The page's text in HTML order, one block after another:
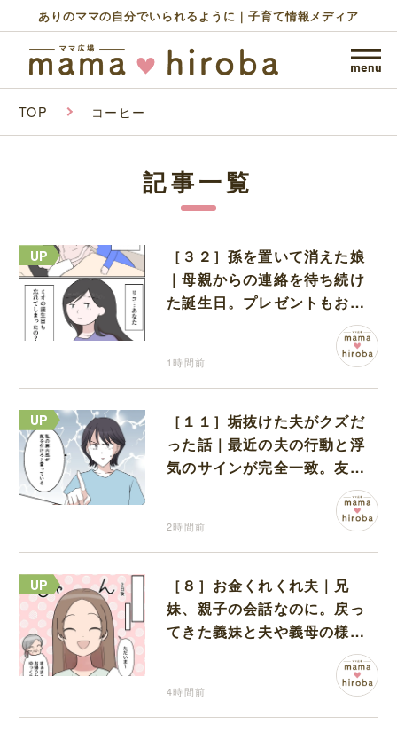
ありのママの自分でいられるように｜子育て情報メディア
TOP コーヒー
記事一覧
［３２］孫を置いて消えた娘
｜母親からの連絡を待ち続け
た誕生日。プレゼントもお祝
1時間前
［１１］垢抜けた夫がクズだ
った話｜最近の夫の行動と浮
気のサインが完全一致。友人
2時間前
［８］お金くれくれ夫｜兄
妹、親子の会話なのに。戻っ
てきた義妹と夫や義母の様子
4時間前